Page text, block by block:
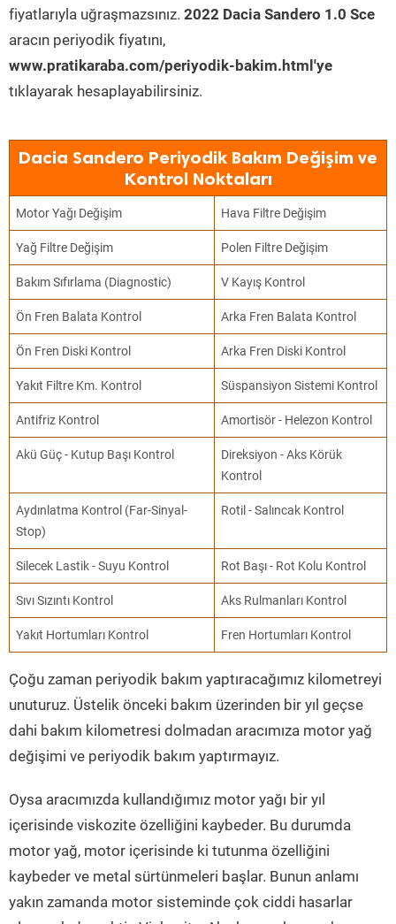
fiyatlarıyla uğraşmazsınız. 2022 Dacia Sandero 1.0 Sce
aracın periyodik fiyatını,
www.pratikaraba.com/periyodik-bakim.html'ye
tıklayarak hesaplayabilirsiniz.
Dacia Sandero Periyodik Bakım Değişim ve
Kontrol Noktaları
Motor Yağı Değişim Hava Filtre Değişim
Yağ Filtre Değişim Polen Filtre Değişim
Bakım Sıfırlama (Diagnostic) V Kayış Kontrol
Ön Fren Balata Kontrol Arka Fren Balata Kontrol
Ön Fren Diski Kontrol Arka Fren Diski Kontrol
Yakıt Filtre Km. Kontrol Süspansiyon Sistemi Kontrol
Antifriz Kontrol Amortisör - Helezon Kontrol
Akü Güç - Kutup Başı Kontrol
Direksiyon - Aks Körük
Kontrol
Aydınlatma Kontrol (Far-Sinyal-
Stop)
Rotil - Salıncak Kontrol
Silecek Lastik - Suyu Kontrol Rot Başı - Rot Kolu Kontrol
Sıvı Sızıntı Kontrol Aks Rulmanları Kontrol
Yakıt Hortumları Kontrol Fren Hortumları Kontrol
Çoğu zaman periyodik bakım yaptıracağımız kilometreyi
unuturuz. Üstelik önceki bakım üzerinden bir yıl geçse
dahi bakım kilometresi dolmadan aracımıza motor yağ
değişimi ve periyodik bakım yaptırmayız.
Oysa aracımızda kullandığımız motor yağı bir yıl
içerisinde viskozite özelliğini kaybeder. Bu durumda
motor yağ, motor içerisinde ki tutunma özelliğini
kaybeder ve metal sürtünmeleri başlar. Bunun anlamı
yakın zamanda motor sisteminde çok ciddi hasarlar